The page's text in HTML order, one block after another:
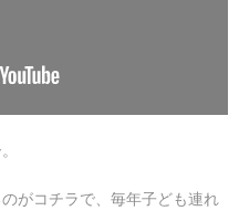
がコチラで、毎年子ども連れ